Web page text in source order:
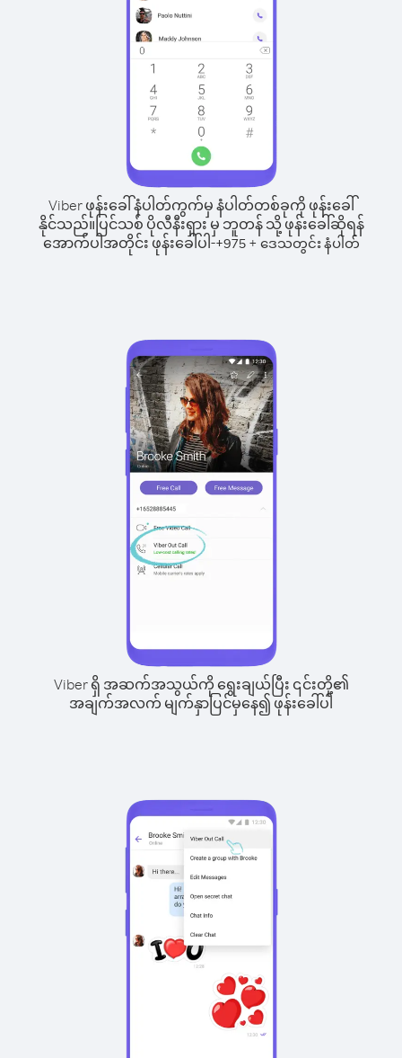
Viber ဖုန်းခေါ်နံပါတ်ကွက်မှ နံပါတ်တစ်ခုကို ဖုန်းခေါ်
နိုင်သည်။ ပြင်သစ် ပိုလီနီးရှား မှ ဘူတန် သို့ ဖုန်းခေါ်ဆိုရန်
အောက်ပါအတိုင်း ဖုန်းခေါ်ပါ-+975+ ဒေသတွင်း နံပါတ်
Viber ရှိ အဆက်အသွယ်ကို ရွေးချယ်ပြီး ၎င်းတို့၏
အချက်အလက် မျက်နှာပြင်မှနေ၍ ဖုန်းခေါ်ပါ